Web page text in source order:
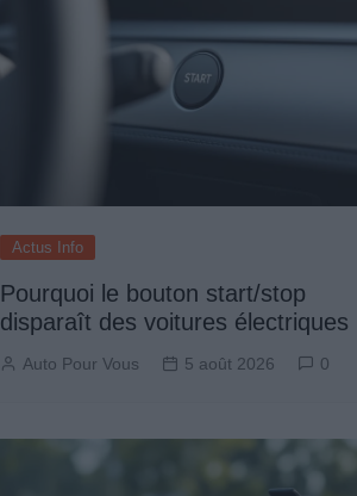
Actus Info
Pourquoi le bouton start/stop
disparaît des voitures électriques
Auto Pour Vous 5 août 2026 0